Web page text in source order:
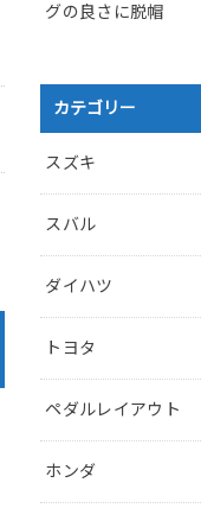
グの良さに脱帽
カテゴリー
スズキ
スバル
ダイハツ
トヨタ
ペダルレイアウト
ホンダ